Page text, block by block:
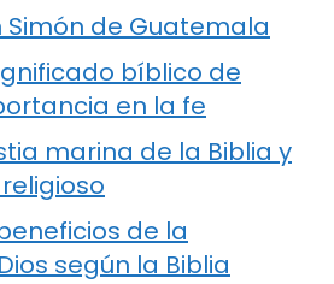
Simón de Guatemala
bíblico de
en la fe
marina de la Biblia y
de la
según la Biblia